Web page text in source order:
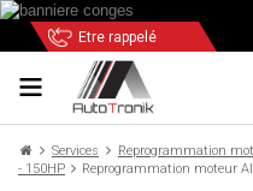
Etre rappelé
Services Reprogrammation
- 150HP
Reprogrammation moteur